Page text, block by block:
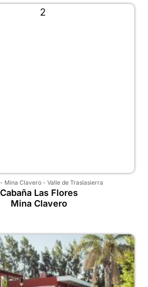
- Mina Clavero - Valle de Traslasierra
Cabaña Las Flores
Mina Clavero